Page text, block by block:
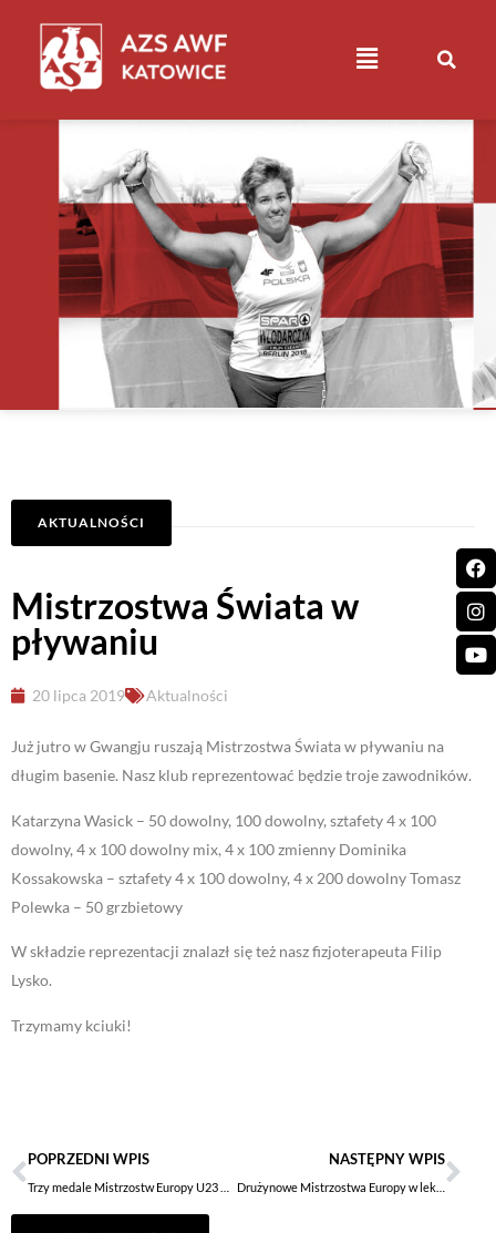
AKTUALNOŚCI
Mistrzostwa Świata w
pływaniu
20 lipca 2019 Aktualności
Już jutro w Gwangju ruszają Mistrzostwa Świata w pływaniu na
długim basenie. Nasz klub reprezentować będzie troje zawodników.
Katarzyna Wasick – 50 dowolny, 100 dowolny, sztafety 4 x 100
dowolny, 4 x 100 dowolny mix, 4 x 100 zmienny Dominika
Kossakowska – sztafety 4 x 100 dowolny, 4 x 200 dowolny Tomasz
Polewka – 50 grzbietowy
W składzie reprezentacji znalazł się też nasz fizjoterapeuta Filip
Lysko.
Trzymamy kciuki!
POPRZEDNI WPIS NASTĘPNY WPIS
Drużynowe Mistrzostwa Europy w lekkiej atletyce